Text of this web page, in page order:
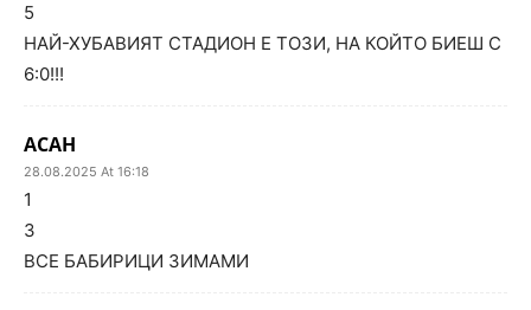
5
НАЙ-ХУБАВИЯТ СТАДИОН Е ТОЗИ, НА КОЙТО БИЕШ С
6:0!!!
ACAH
28.08.2025 At 16:18
1
3
ВСE БАБИРИЦИ ЗИМАМИ